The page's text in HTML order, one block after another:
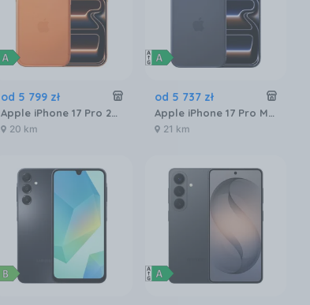
od 5 799 zł
Apple iPhone 17 Pro 256GB Kosmiczny pomarańcz
20 km
od 5 737 zł
Apple iPhone 17 Pro Max 256GB Głębinowy błękit
21 km